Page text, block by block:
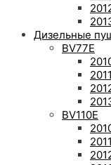
Дизельные
BV77E
BV110E